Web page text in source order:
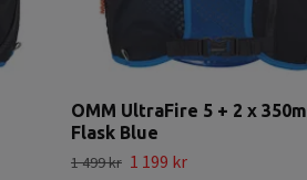
OMM UltraFire 5 + 2 x
Flask Blue
1 499 kr 1 199 kr